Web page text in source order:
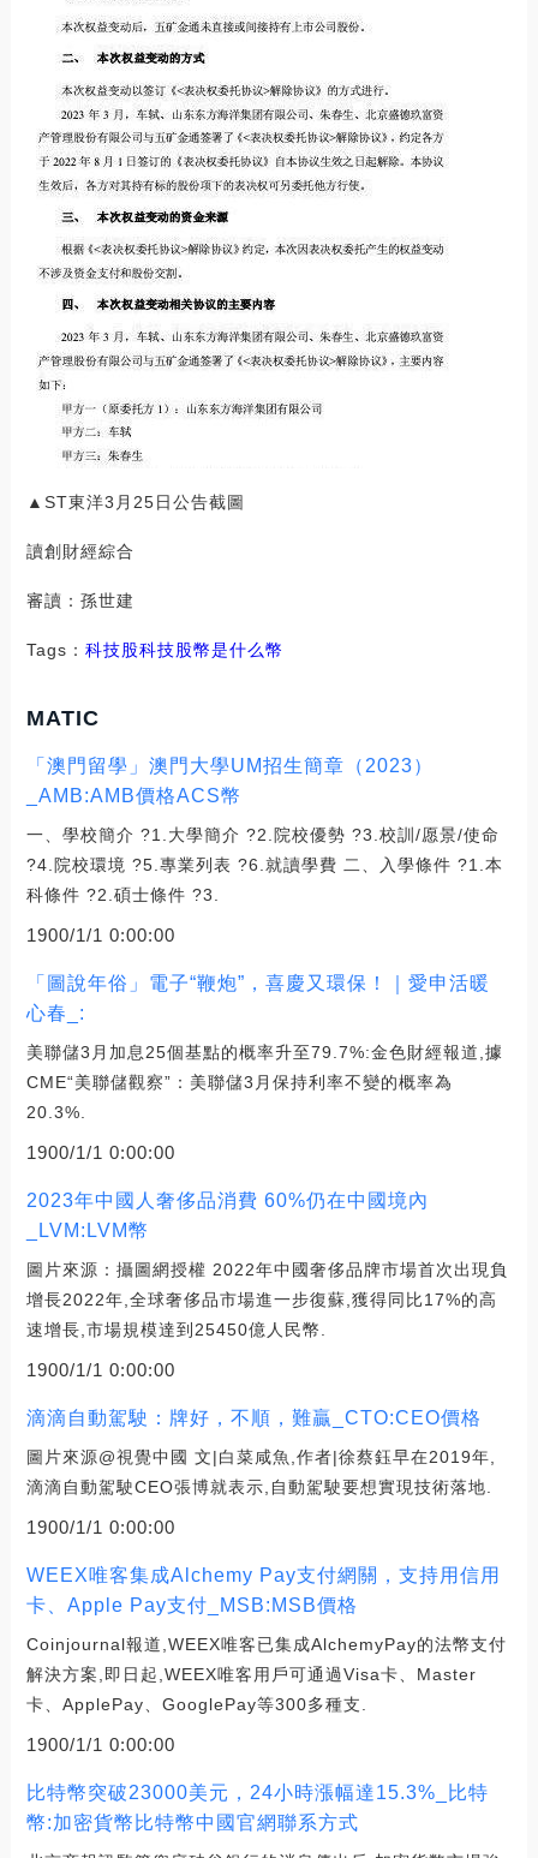
▲ST東洋3月25日公告截圖
讀創財經綜合
審讀：孫世建
Tags： 科技股科技股幣是什么幣
MATIC
「澳門留學」澳門大學UM招生簡章（2023）
_AMB:AMB價格ACS幣
一、學校簡介 ?1.大學簡介 ?2.院校優勢 ?3.校訓/愿景/使命
?4.院校環境 ?5.專業列表 ?6.就讀學費 二、入學條件 ?1.本
科條件 ?2.碩士條件 ?3.
1900/1/1 0:00:00
「圖說年俗」電子“鞭炮”，喜慶又環保！｜愛申活暖
心春_:
美聯儲3月加息25個基點的概率升至79.7%:金色財經報道,據
CME“美聯儲觀察”：美聯儲3月保持利率不變的概率為
20.3%.
1900/1/1 0:00:00
2023年中國人奢侈品消費 60%仍在中國境內
_LVM:LVM幣
圖片來源：攝圖網授權 2022年中國奢侈品牌市場首次出現負
增長2022年,全球奢侈品市場進一步復蘇,獲得同比17%的高
速增長,市場規模達到25450億人民幣.
1900/1/1 0:00:00
滴滴自動駕駛：牌好，不順，難贏_CTO:CEO價格
圖片來源@視覺中國 文|白菜咸魚,作者|徐蔡鈺早在2019年,
滴滴自動駕駛CEO張博就表示,自動駕駛要想實現技術落地.
1900/1/1 0:00:00
WEEX唯客集成Alchemy Pay支付網關，支持用信用
卡、Apple Pay支付_MSB:MSB價格
Coinjournal報道,WEEX唯客已集成AlchemyPay的法幣支付
解決方案,即日起,WEEX唯客用戶可通過Visa卡、Master
卡、ApplePay、GooglePay等300多種支.
1900/1/1 0:00:00
比特幣突破23000美元，24小時漲幅達15.3%_比特
幣:加密貨幣比特幣中國官網聯系方式